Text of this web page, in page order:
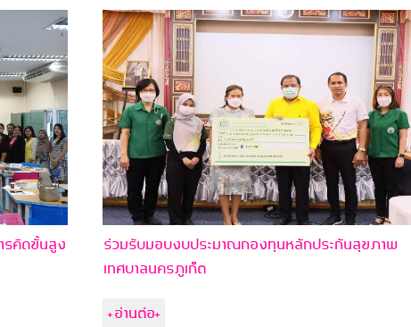
รคิดขั้นสูง
ร่วมรับมอบงบประมาณกองทุนหลักประกันสุขภาพ
เทศบาลนครภูเก็ต
+อ่านต่อ+